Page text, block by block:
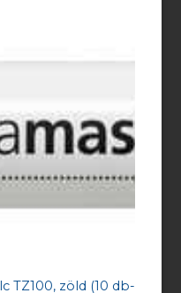
TZ100, zöld (10 db-